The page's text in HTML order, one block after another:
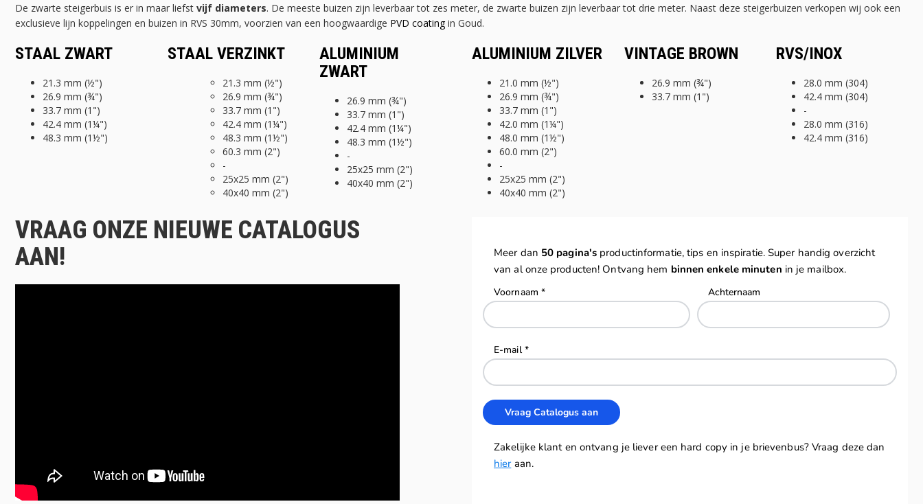
De zwarte steigerbuis is er in maar liefst vijf diameters. De meeste buizen zijn leverbaar tot zes meter, de zwarte buizen zijn leverbaar tot drie meter. Naast deze steigerbuizen verkopen wij ook een
exclusieve lijn koppelingen en buizen in RVS 30mm, voorzien van een hoogwaardige PVD coatingin Goud.
STAAL ZWART
21.3 mm (½")
26.9 mm (¾")
33.7 mm (1")
42.4 mm (1¼")
48.3 mm (1½")
STAAL VERZINKT
21.3 mm (½")
26.9 mm (¾")
33.7 mm (1")
42.4 mm (1¼")
48.3 mm (1½")
60.3 mm (2")
-
25x25 mm (2")
40x40 mm (2")
ALUMINIUM
ZWART
26.9 mm (¾")
33.7 mm (1")
42.4 mm (1¼")
48.3 mm (1½")
-
25x25 mm (2")
40x40 mm (2")
ALUMINIUM ZILVER
21.0 mm (½")
26.9 mm (¾")
33.7 mm (1")
42.0 mm (1¼")
48.0 mm (1½")
60.0 mm (2")
-
25x25 mm (2")
40x40 mm (2")
VINTAGE BROWN
26.9 mm (¾")
33.7 mm (1")
RVS/INOX
28.0 mm (304)
42.4 mm (304)
-
28.0 mm (316)
42.4 mm (316)
VRAAG ONZE NIEUWE CATALOGUS
AAN!